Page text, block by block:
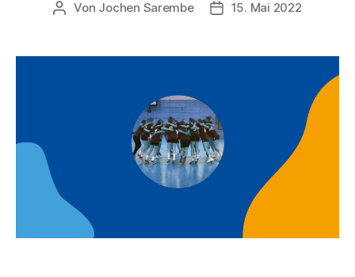
Beitragsautor
Von Jochen Sarembe Veröffentlichungsdatum
15. Mai 2022